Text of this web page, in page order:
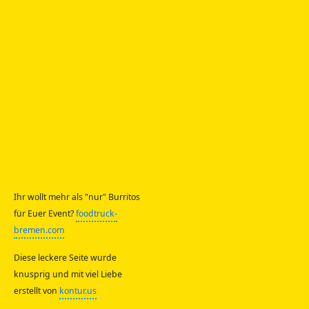
Ihr wollt mehr als "nur" Burritos
für Euer Event?foodtruck-
bremen.com
Diese leckere Seite wurde
knusprig und mit viel Liebe
erstellt von kontur.us